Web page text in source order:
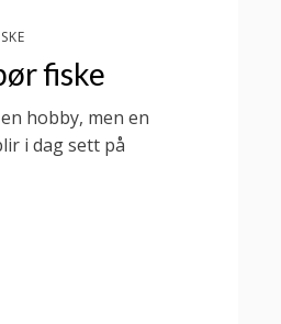
fiske
hobby, men en
i dag sett på